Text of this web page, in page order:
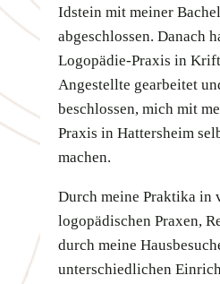
Idstein mit meiner
abgeschlossen. Danach
Logopädie-Praxis in
Angestellte gearbeitet
beschlossen, mich mit
Praxis in Hattersheim
machen.
Durch meine Praktika in
logopädischen Praxen,
durch meine
unterschiedlichen